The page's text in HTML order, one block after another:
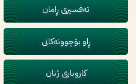
تەفسیری ڕامان
ڕاو بۆچوونەکانی
کاروباری ژنان